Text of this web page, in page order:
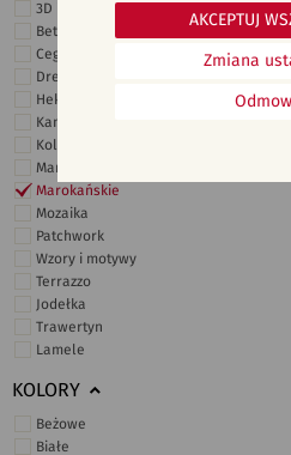
3D i struktury
Beton
Cegiełki
Drewno
Heksagonalne
Kamień
Kolor
Marmur
Marokańskie
Mozaika
Patchwork
Wzory i motywy
Terrazzo
Jodełka
Trawertyn
Lamele
KOLORY
Beżowe
Białe
Zmiana
AKCEPTUJ